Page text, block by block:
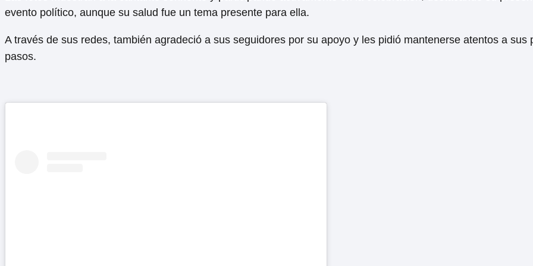
evento político, aunque su salud fue un tema presente para ella.
A través de sus redes, también agradeció a sus seguidores por su apoyo y les pidió mantenerse atentos a sus
pasos.